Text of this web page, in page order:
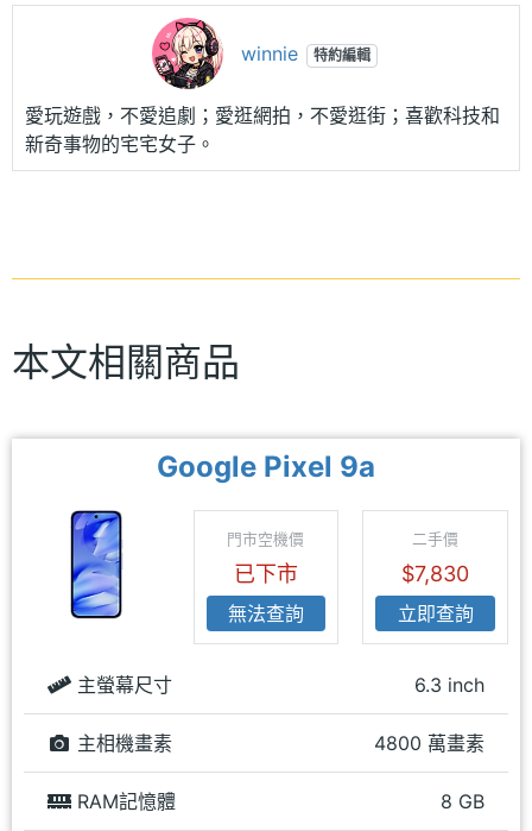
winnie 特約編輯
愛玩遊戲，不愛追劇；愛逛網拍，不愛逛街；喜歡科技和
新奇事物的宅宅女子。
本文相關商品
Google Pixel 9a
門市空機價
已下市
無法查詢
二手價
$7,830
立即查詢
主螢幕尺寸 6.3 inch
主相機畫素 4800 萬畫素
RAM記憶體 8 GB